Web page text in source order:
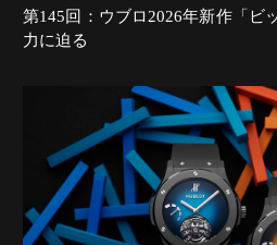
第145回：ウブロ2026年新作「ビ
力に迫る